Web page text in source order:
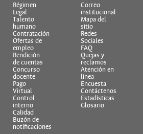
Régimen
Legal
Talento
humano
Contratación
Ofertas de
empleo
Rendición
de cuentas
Concurso
docente
Pago
Virtual
Control
interno
Calidad
Buzón de
notificaciones
Correo
institucional
Mapa del
sitio
Redes
Sociales
FAQ
Quejas y
reclamos
Atención en
línea
Encuesta
Contáctenos
Estadísticas
Glosario